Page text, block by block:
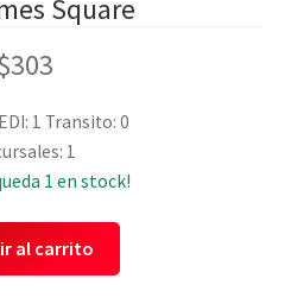
Square
303
1 Transito: 0
1
1 en stock!
al carrito